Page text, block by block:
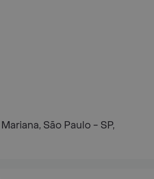
São Paulo - SP,